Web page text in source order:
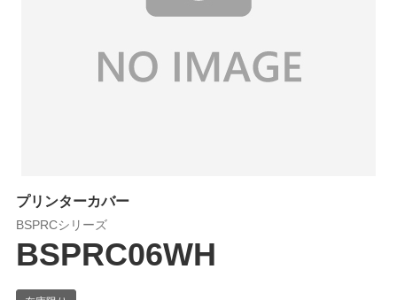
プリンターカバー
BSPRCシリーズ
BSPRC06WH